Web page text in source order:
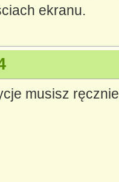
ekranu.
musisz